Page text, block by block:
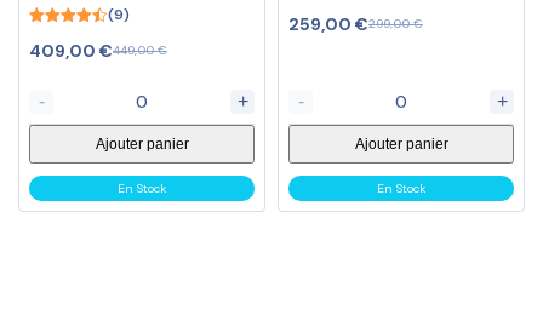
out of 5
(9)
449,00€
409,00 €
- +
Ajouter panier
En Stock
out of 5
299,00€
259,00 €
- +
Ajouter panier
En Stock